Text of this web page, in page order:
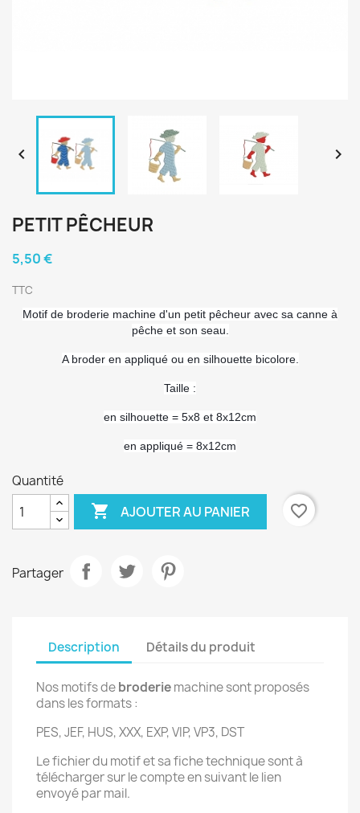
 
PETIT PÊCHEUR
5,50 €
TTC
Motif de broderie machine d'un petit pêcheur avec sa canne à
pêche et son seau.
A broder en appliqué ou en silhouette bicolore.
Taille :
en silhouette = 5x8 et 8x12cm
en appliqué = 8x12cm
Quantité
 AJOUTER AU PANIER favorite_border
Partager
Description Détails du produit
Nos motifs debroderiemachine sont proposés
dans les formats :
PES, JEF, HUS, XXX, EXP, VIP, VP3, DST
Le fichier du motif et sa fiche technique sont à
télécharger sur le compte en suivant le lien
envoyé par mail.